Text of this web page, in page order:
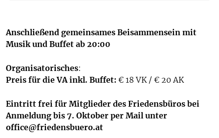
Anschließend gemeinsames Beisammensein mit
Musik und Buffet ab 20:00
Organisatorisches:
Preis für die VA inkl. Buffet: € 18 VK / € 20 AK
Eintritt frei für Mitglieder des Friedensbüros bei
Anmeldung bis 7. Oktober per Mail unter
office@friedensbuero.at